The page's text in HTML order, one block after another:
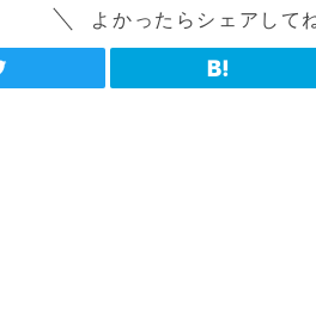
よかったらシェアして